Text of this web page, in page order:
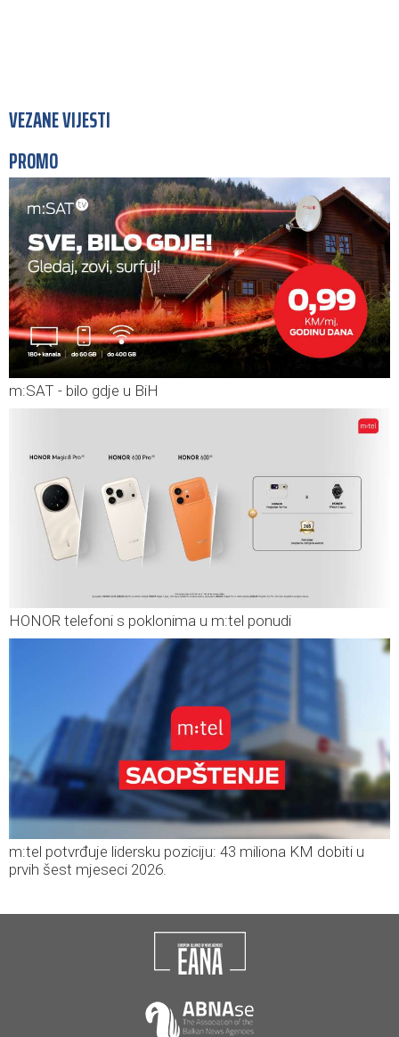
VEZANE VIJESTI
PROMO
m:SAT - bilo gdje u BiH
HONOR telefoni s poklonima u m:tel ponudi
m:tel potvrđuje lidersku poziciju: 43 miliona KM dobiti u
prvih šest mjeseci 2026.